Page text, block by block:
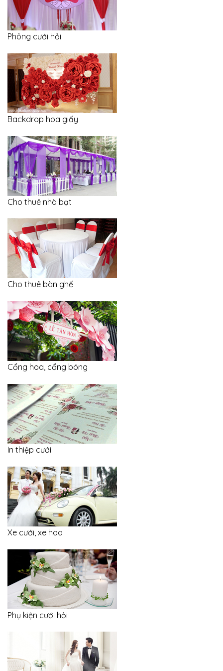
Phông cưới hỏi
Backdrop hoa giấy
Cho thuê nhà bạt
Cho thuê bàn ghế
Cổng hoa, cổng bóng
In thiệp cưới
Xe cưới, xe hoa
Phụ kiện cưới hỏi